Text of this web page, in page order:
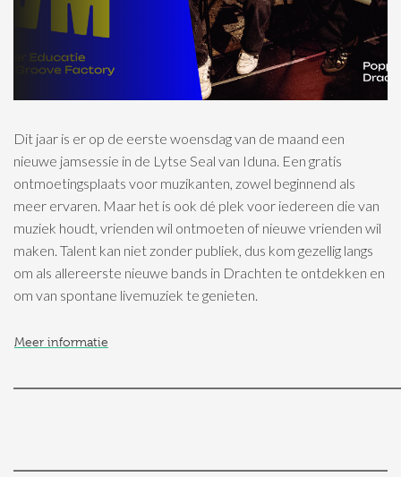
Dit jaar is er op de eerste woensdag van de maand een
nieuwe jamsessie in de Lytse Seal van Iduna. Een gratis
ontmoetingsplaats voor muzikanten, zowel beginnend als
meer ervaren. Maar het is ook dé plek voor iedereen die van
muziek houdt, vrienden wil ontmoeten of nieuwe vrienden wil
maken. Talent kan niet zonder publiek, dus kom gezellig langs
om als allereerste nieuwe bands in Drachten te ontdekken en
om van spontane livemuziek te genieten.
Meer informatie